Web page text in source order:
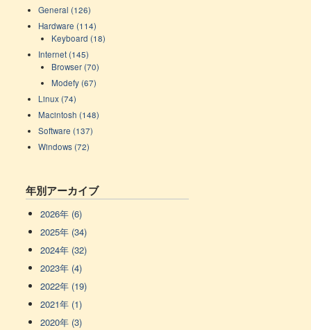
General (126)
Hardware (114)
Keyboard (18)
Internet (145)
Browser (70)
Modefy (67)
Linux (74)
Macintosh (148)
Software (137)
Windows (72)
年別アーカイブ
2026年 (6)
2025年 (34)
2024年 (32)
2023年 (4)
2022年 (19)
2021年 (1)
2020年 (3)